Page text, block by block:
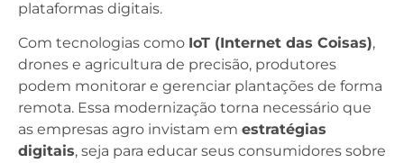
plataformas digitais.
Com tecnologias como IoT (Internet das Coisas),
drones e agricultura de precisão, produtores
podem monitorar e gerenciar plantações de forma
remota. Essa modernização torna necessário que
as empresas agro invistam em estratégias
digitais, seja para educar seus consumidores sobre